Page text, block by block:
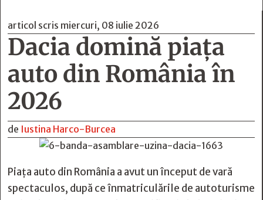
articol scris miercuri, 08 iulie 2026
Dacia domină piaţa
auto din România în
2026
de Iustina Harco-Burcea
Piața auto din România a avut un început de vară
spectaculos, după ce înmatriculările de autoturisme